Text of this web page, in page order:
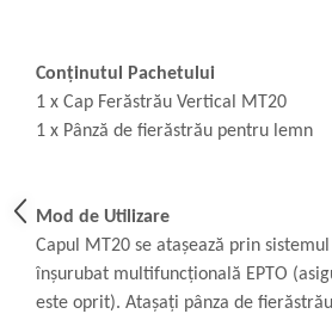
Conținutul Pachetului
1 x Cap Ferăstrău Vertical MT20
1 x Pânză de fierăstrău pentru lemn
Mod de Utilizare
Capul MT20 se atașează prin
înșurubat multifuncțională EPTO
este oprit). Atașați pânza de